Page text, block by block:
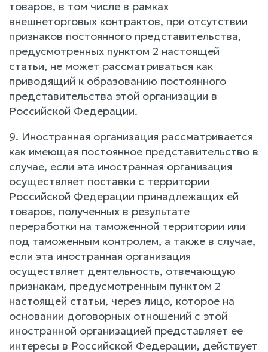
товаров, в том числе в рамках
внешнеторговых контрактов, при отсутствии
признаков постоянного представительства,
предусмотренных пунктом 2 настоящей
статьи, не может рассматриваться как
приводящий к образованию постоянного
представительства этой организации в
Российской Федерации.
9. Иностранная организация рассматривается
как имеющая постоянное представительство в
случае, если эта иностранная организация
осуществляет поставки с территории
Российской Федерации принадлежащих ей
товаров, полученных в результате
переработки на таможенной территории или
под таможенным контролем, а также в случае,
если эта иностранная организация
осуществляет деятельность, отвечающую
признакам, предусмотренным пунктом 2
настоящей статьи, через лицо, которое на
основании договорных отношений с этой
иностранной организацией представляет ее
интересы в Российской Федерации, действует